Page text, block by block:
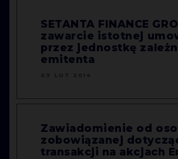
SETANTA FINANCE
zawarcie istotnej
przez jednostkę
emitenta
Zawiadomienie od
zobowiązanej
transakcji na akcjach